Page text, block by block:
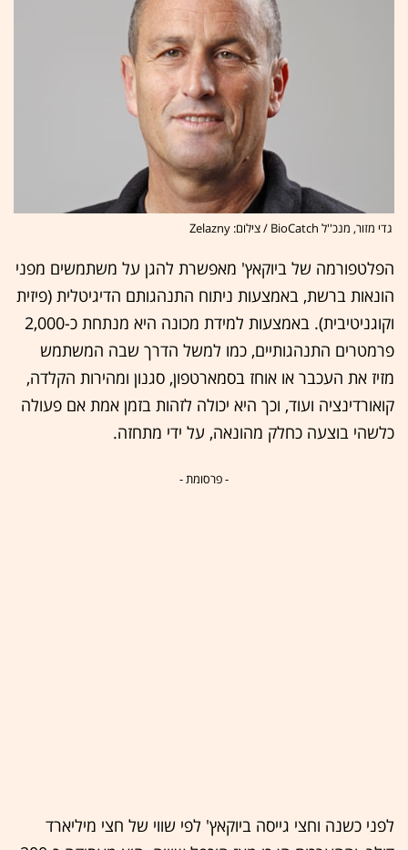
גדי מזור, מנכ''ל BioCatch / צילום: Zelazny
הפלטפורמה של ביוקאץ' מאפשרת להגן על משתמשים מפני
הונאות ברשת, באמצעות ניתוח התנהגותם הדיגיטלית (פיזית
וקוגניטיבית). באמצעות למידת מכונה היא מנתחת כ-2,000
פרמטרים התנהגותיים, כמו למשל הדרך שבה המשתמש
מזיז את העכבר או אוחז בסמארטפון, סגנון ומהירות הקלדה,
קואורדינציה ועוד, וכך היא יכולה לזהות בזמן אמת אם פעולה
כלשהי בוצעה כחלק מהונאה, על ידי מתחזה.
- פרסומת -
לפני כשנה וחצי גייסה ביוקאץ' לפי שווי של חצי מיליארד